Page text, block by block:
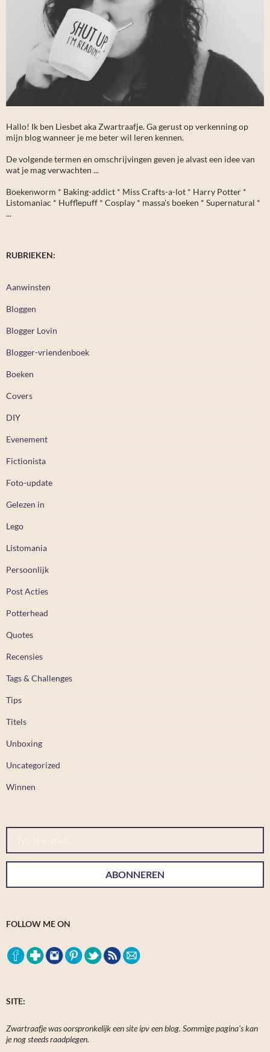
Hallo! Ik ben Liesbet aka Zwartraafje. Ga gerust op verkenning op
mijn blog wanneer je me beter wil leren kennen.
De volgende termen en omschrijvingen geven je alvast een idee van
wat je mag verwachten ...
Boekenworm * Baking-addict * Miss Crafts-a-lot * Harry Potter *
Listomaniac * Hufflepuff * Cosplay * massa's boeken * Supernatural *
...
RUBRIEKEN:
Aanwinsten
Bloggen
Blogger Lovin
Blogger-vriendenboek
Boeken
Covers
DIY
Evenement
Fictionista
Foto-update
Gelezen in
Lego
Listomania
Persoonlijk
Post Acties
Potterhead
Quotes
Recensies
Tags & Challenges
Tips
Titels
Unboxing
Uncategorized
Winnen
Typ je e-mail...
ABONNEREN
FOLLOW ME ON
SITE:
Zwartraafje was oorspronkelijk een site ipv een blog. Sommige pagina's kan
je nog steeds raadplegen.